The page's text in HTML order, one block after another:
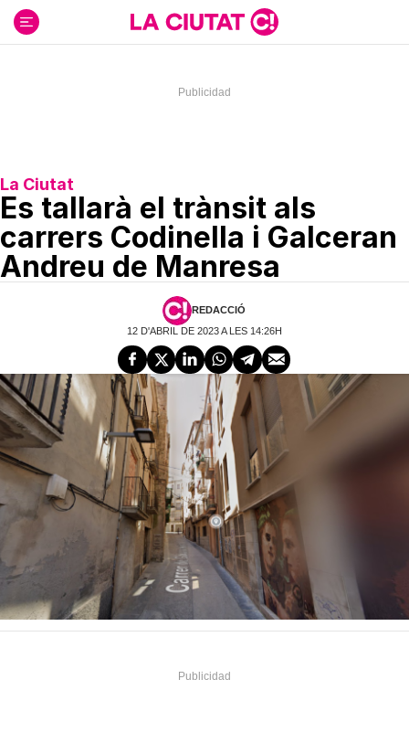
contenido
La Ciutat
Es tallarà el trànsit als
carrers Codinella i Galceran
Andreu de Manresa
REDACCIÓ
12 D'ABRIL DE 2023 A LES 14:26H